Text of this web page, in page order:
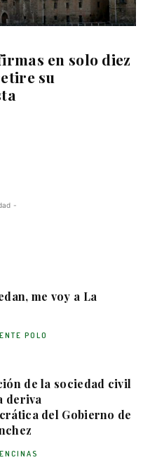
en solo diez
su
-
me voy a La
POLO
de la sociedad civil
deriva
del Gobierno de